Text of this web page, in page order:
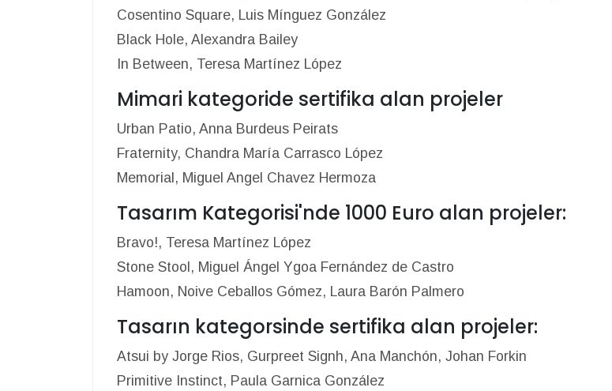
Cosentino Square, Luis Mínguez González
Black Hole, Alexandra Bailey
In Between, Teresa Martínez López
Mimari kategoride sertifika alan projeler
Urban Patio, Anna Burdeus Peirats
Fraternity, Chandra María Carrasco López
Memorial, Miguel Angel Chavez Hermoza
Tasarım Kategorisi'nde 1000 Euro alan projeler:
Bravo!, Teresa Martínez López
Stone Stool, Miguel Ángel Ygoa Fernández de Castro
Hamoon, Noive Ceballos Gómez, Laura Barón Palmero
Tasarın kategorsinde sertifika alan projeler:
Atsui by Jorge Rios, Gurpreet Signh, Ana Manchón, Johan Forkin
Primitive Instinct, Paula Garnica González